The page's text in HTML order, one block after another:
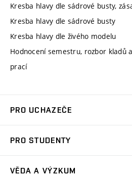
Kresba hlavy dle sádrové busty,
Kresba hlavy dle sádrové busty
Kresba hlavy dle živého modelu
Hodnocení semestru, rozbor kladů
prací
PRO UCHAZEČE
Ambasadoři studia
PRO STUDENTY
VĚDA A VÝZKUM